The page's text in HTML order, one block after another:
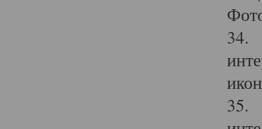
34.
35.